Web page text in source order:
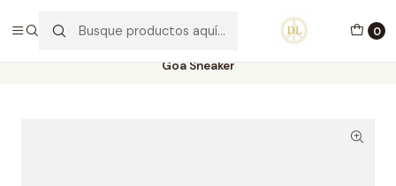
0
PORTES GRÁTIS ACIMA DE 70€ PORTUGAL CONTINENTAL
Goa Sneaker